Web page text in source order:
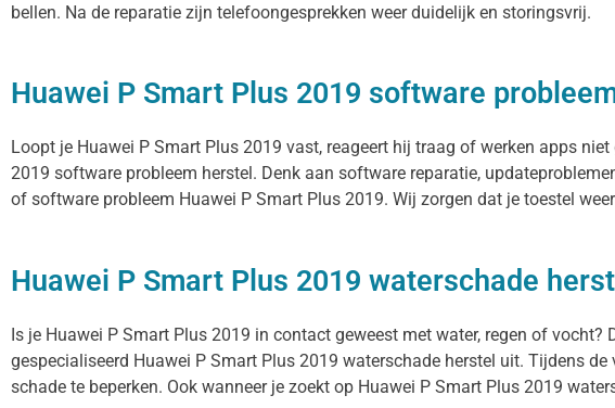
bellen. Na de reparatie zijn telefoongesprekken weer duidelijk en storingsvrij.
Huawei P Smart Plus 2019 software
Loopt je Huawei P Smart Plus 2019 vast, reageert hij traag of werken apps
2019 software probleem herstel. Denk aan software reparatie,
of software probleem Huawei P Smart Plus 2019. Wij zorgen dat je toestel
Huawei P Smart Plus 2019 waterschade
Is je Huawei P Smart Plus 2019 in contact geweest met water, regen of
gespecialiseerd Huawei P Smart Plus 2019 waterschade herstel uit. Tijdens
schade te beperken. Ook wanneer je zoekt op Huawei P Smart Plus 2019